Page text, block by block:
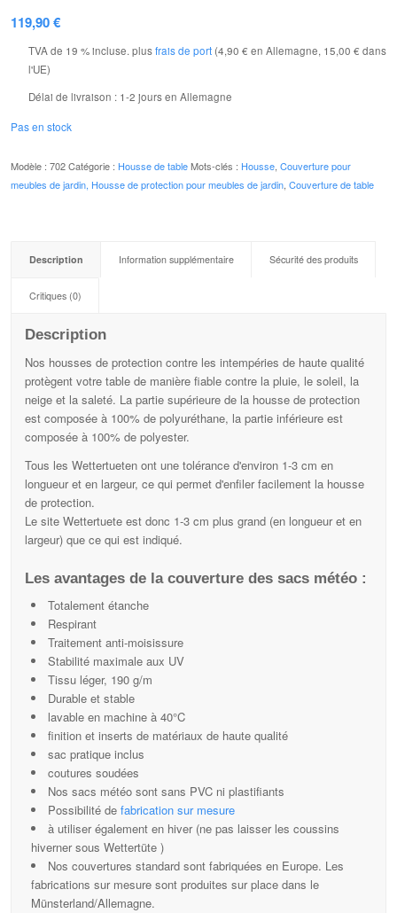
119,90€
TVA de 19 % incluse. plusfrais de port (4,90 € en Allemagne, 15,00 € dans
l'UE)
Délai de livraison : 1-2 jours en Allemagne
Pas en stock
Modèle : 702Catégorie : Housse de tableMots-clés : Housse Couverturepour
meubles de jardin, Housse de protection pour meubles de jardin Couverture de table
Description Information supplémentaire Sécurité des produits
Critiques (0)
Description
Nos housses de protection contre les intempéries de haute qualité
protègent votre table de manière fiable contre la pluie, le soleil, la
neige et la saleté. La partie supérieure de la housse de protection
est composée à 100% de polyuréthane, la partie inférieure est
composée à 100% de polyester.
Tous les Wettertueten ont une tolérance d'environ 1-3 cm en
longueur et en largeur, ce qui permet d'enfiler facilement la housse
de protection.
Le site Wettertuete est donc 1-3 cm plus grand (en longueur et en
largeur) que ce qui est indiqué.
Les avantages de la couverture des sacs météo :
Totalement étanche
Respirant
Traitement anti-moisissure
Stabilité maximale aux UV
Tissu léger, 190 g/m
Durable et stable
lavable en machine à 40°C
finition et inserts de matériaux de haute qualité
sac pratique inclus
coutures soudées
Nos sacs météo sont sans PVC ni plastifiants
Possibilité de fabrication sur mesure
à utiliser également en hiver (ne pas laisser les coussins
hiverner sous Wettertüte )
Nos couvertures standard sont fabriquées en Europe. Les
fabrications sur mesure sont produites sur place dans le
Münsterland/Allemagne.